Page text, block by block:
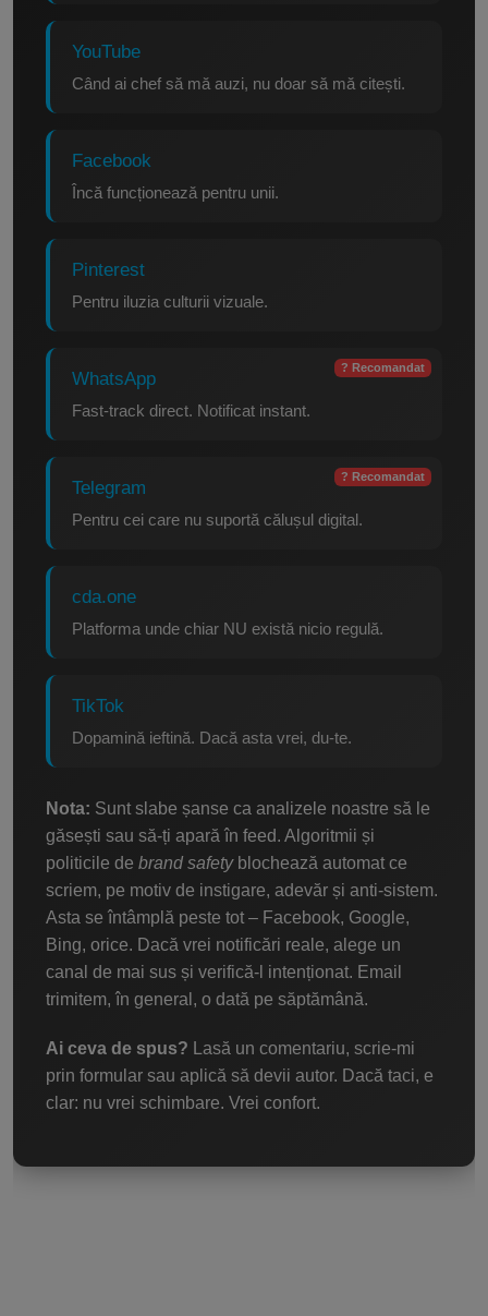
YouTube
Când ai chef să mă auzi, nu doar să mă citești.
Facebook
Încă funcționează pentru unii.
Pinterest
Pentru iluzia culturii vizuale.
WhatsApp
? Recomandat
Fast-track direct. Notificat instant.
Telegram
? Recomandat
Pentru cei care nu suportă călușul digital.
cda.one
Platforma unde chiar NU există nicio regulă.
TikTok
Dopamină ieftină. Dacă asta vrei, du-te.
Nota: Sunt slabe șanse ca analizele noastre să le
găsești sau să-ți apară în feed. Algoritmii și
politicile de brand safetyblochează automat ce
scriem, pe motiv de instigare, adevăr și anti-sistem.
Asta se întâmplă peste tot – Facebook, Google,
Bing, orice. Dacă vrei notificări reale, alege un
canal de mai sus și verifică-l intenționat. Email
trimitem, în general, o dată pe săptămână.
Ai ceva de spus? Lasă un comentariu, scrie-mi
prin formular sau aplică să devii autor. Dacă taci, e
clar: nu vrei schimbare. Vrei confort.